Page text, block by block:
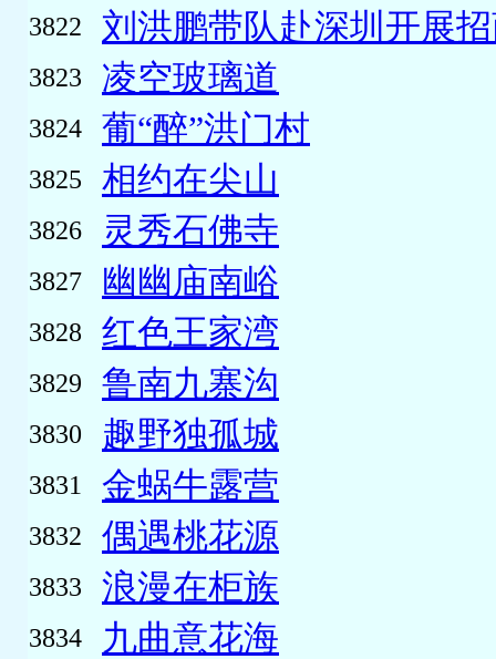
3822 刘洪鹏带队赴深圳开展
3823 凌空玻璃道
3824 葡“醉”洪门村
3825 相约在尖山
3826 灵秀石佛寺
3827 幽幽庙南峪
3828 红色王家湾
3829 鲁南九寨沟
3830 趣野独孤城
3831 金蜗牛露营
3832 偶遇桃花源
3833 浪漫在柜族
3834 九曲意花海